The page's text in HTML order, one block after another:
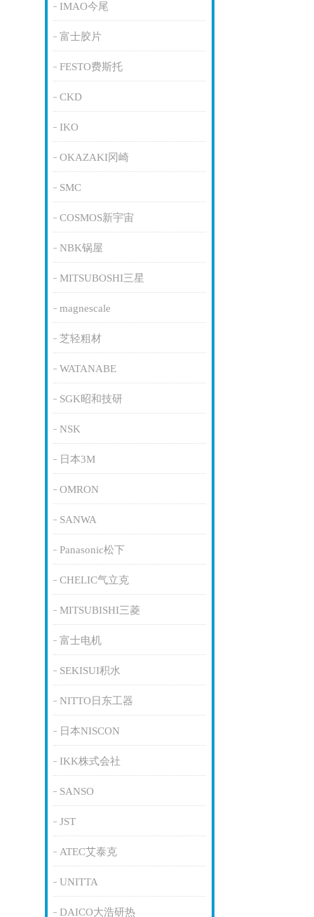
IMAO今尾
富士胶片
FESTO费斯托
CKD
IKO
OKAZAKI冈崎
SMC
COSMOS新宇宙
NBK锅屋
MITSUBOSHI三星
magnescale
芝轻粗材
WATANABE
SGK昭和技研
NSK
日本3M
OMRON
SANWA
Panasonic松下
CHELIC气立克
MITSUBISHI三菱
富士电机
SEKISUI积水
NITTO日东工器
日本NISCON
IKK株式会社
SANSO
JST
ATEC艾泰克
UNITTA
DAICO大浩研热